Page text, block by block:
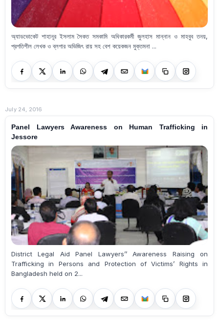
অ্যাডভোকেট শাহানূর ইসলাম সৈকত সমকামি অধিকারকর্মী জুলহাস মান্নান ও মাহবুব তনয়,
প্রগতিশীল লেখক ও ব্লগার অভিজিৎ রায় সহ বেশ কয়েকজন মুক্তমনা ...
July 24, 2016
Panel Lawyers Awareness on Human Trafficking in
Jessore
District Legal Aid Panel Lawyers’’ Awareness Raising on
Trafficking in Persons and Protection of Victims’ Rights in
Bangladesh held on 2...